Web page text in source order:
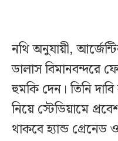
নথি অনুযায়ী,
ডালাস বিমানবন্দরে
হুমকি দেন। তিনি
নিয়ে স্টেডিয়ামে
থাকবে হ্যান্ড